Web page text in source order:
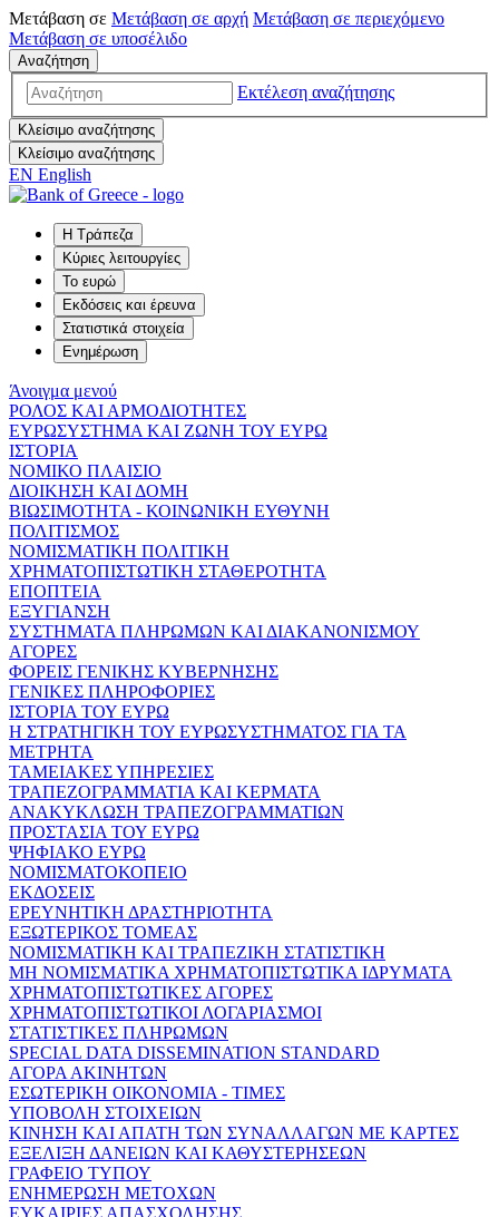
Μετάβαση σε Μετάβαση σε αρχή Μετάβαση σε περιεχόμενο
Μετάβαση σε υποσέλιδο
Αναζήτηση
Εκτέλεση αναζήτησης
Κλείσιμο αναζήτησης
Κλείσιμο αναζήτησης
EN English
Η Τράπεζα
Κύριες λειτουργίες
Το ευρώ
Εκδόσεις και έρευνα
Στατιστικά στοιχεία
Ενημέρωση
Άνοιγμα μενού
ΡΟΛΟΣ ΚΑΙ ΑΡΜΟΔΙΟΤΗΤΕΣ
ΕΥΡΩΣΥΣΤΗΜΑ ΚΑΙ ΖΩΝΗ ΤΟΥ ΕΥΡΩ
ΙΣΤΟΡΙΑ
ΝΟΜΙΚΟ ΠΛΑΙΣΙΟ
ΔΙΟΙΚΗΣΗ ΚΑΙ ΔΟΜΗ
ΒΙΩΣΙΜΟΤΗΤΑ - ΚΟΙΝΩΝΙΚΗ ΕΥΘΥΝΗ
ΠΟΛΙΤΙΣΜΟΣ
ΝΟΜΙΣΜΑΤΙΚΗ ΠΟΛΙΤΙΚΗ
ΧΡΗΜΑΤΟΠΙΣΤΩΤΙΚΗ ΣΤΑΘΕΡΟΤΗΤΑ
ΕΠΟΠΤΕΙΑ
ΕΞΥΓΙΑΝΣΗ
ΣΥΣΤΗΜΑΤΑ ΠΛΗΡΩΜΩΝ ΚΑΙ ΔΙΑΚΑΝΟΝΙΣΜΟΥ
ΑΓΟΡΕΣ
ΦΟΡΕΙΣ ΓΕΝΙΚΗΣ ΚΥΒΕΡΝΗΣΗΣ
ΓΕΝΙΚΕΣ ΠΛΗΡΟΦΟΡΙΕΣ
ΙΣΤΟΡΙΑ ΤΟΥ ΕΥΡΩ
Η ΣΤΡΑΤΗΓΙΚΗ ΤΟΥ ΕΥΡΩΣΥΣΤΗΜΑΤΟΣ ΓΙΑ ΤΑ
ΜΕΤΡΗΤΑ
ΤΑΜΕΙΑΚΕΣ ΥΠΗΡΕΣΙΕΣ
ΤΡΑΠΕΖΟΓΡΑΜΜΑΤΙΑ ΚΑΙ ΚΕΡΜΑΤΑ
ΑΝΑΚΥΚΛΩΣΗ ΤΡΑΠΕΖΟΓΡΑΜΜΑΤΙΩΝ
ΠΡΟΣΤΑΣΙΑ ΤΟΥ ΕΥΡΩ
ΨΗΦΙΑΚΟ ΕΥΡΩ
ΝΟΜΙΣΜΑΤΟΚΟΠΕΙΟ
ΕΚΔΟΣΕΙΣ
ΕΡΕΥΝΗΤΙΚΗ ΔΡΑΣΤΗΡΙΟΤΗΤΑ
ΕΞΩΤΕΡΙΚΟΣ ΤΟΜΕΑΣ
ΝΟΜΙΣΜΑΤΙΚΗ ΚΑΙ ΤΡΑΠΕΖΙΚΗ ΣΤΑΤΙΣΤΙΚΗ
ΜΗ ΝΟΜΙΣΜΑΤΙΚΑ ΧΡΗΜΑΤΟΠΙΣΤΩΤΙΚΑ ΙΔΡΥΜΑΤΑ
ΧΡΗΜΑΤΟΠΙΣΤΩΤΙΚΕΣ ΑΓΟΡΕΣ
ΧΡΗΜΑΤΟΠΙΣΤΩΤΙΚΟΙ ΛΟΓΑΡΙΑΣΜΟΙ
ΣΤΑΤΙΣΤΙΚΕΣ ΠΛΗΡΩΜΩΝ
SPECIAL DATA DISSEMINATION STANDARD
ΑΓΟΡΑ ΑΚΙΝΗΤΩΝ
ΕΣΩΤΕΡΙΚΗ ΟΙΚΟΝΟΜΙΑ - ΤΙΜΕΣ
ΥΠΟΒΟΛΗ ΣΤΟΙΧΕΙΩΝ
ΚΙΝΗΣΗ ΚΑΙ ΑΠΑΤΗ ΤΩΝ ΣΥΝΑΛΛΑΓΩΝ ΜΕ ΚΑΡΤΕΣ
ΕΞΕΛΙΞΗ ΔΑΝΕΙΩΝ ΚΑΙ ΚΑΘΥΣΤΕΡΗΣΕΩΝ
ΓΡΑΦΕΙΟ ΤΥΠΟΥ
ΕΝΗΜΕΡΩΣΗ ΜΕΤΟΧΩΝ
ΕΥΚΑΙΡΙΕΣ ΑΠΑΣΧΟΛΗΣΗΣ